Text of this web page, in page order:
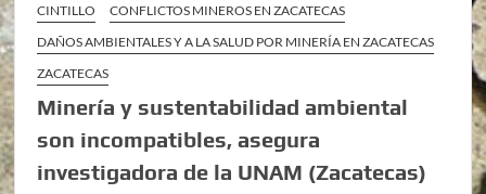
CINTILLO
CONFLICTOS MINEROS EN ZACATECAS
DAÑOS AMBIENTALES Y A LA SALUD POR MINERÍA EN ZACATECAS
ZACATECAS
Minería y sustentabilidad ambiental
son incompatibles, asegura
investigadora de la UNAM (Zacatecas)